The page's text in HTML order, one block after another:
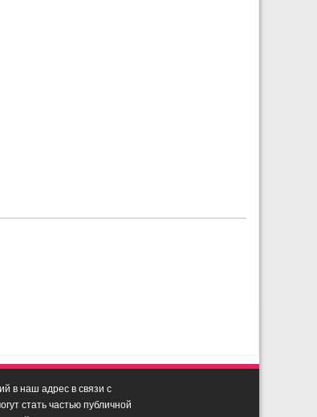
в наш адрес в связи с
стать частью публичной